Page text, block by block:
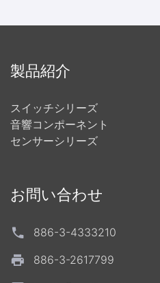
製品紹介
スイッチシリーズ
音響コンポーネント
センサーシリーズ
お問い合わせ
886-3-4333210
886-3-2617799